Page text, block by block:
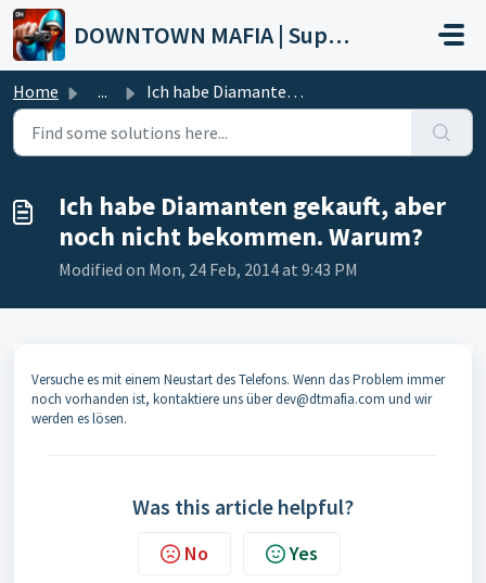
Skip to main content
DOWNTOWN MAFIA | Support
Home ... Ich habe Diamanten gekauft, aber noch nicht bekommen. Warum?
Ich habe Diamanten gekauft, aber
noch nicht bekommen. Warum?
Modified on Mon, 24 Feb, 2014 at 9:43 PM
Versuche es mit einem Neustart des Telefons. Wenn das Problem immer
noch vorhanden ist, kontaktiere uns über dev@dtmafia.com und wir
werden es lösen.
Was this article helpful?
No Yes